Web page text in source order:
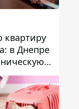
в Днепре